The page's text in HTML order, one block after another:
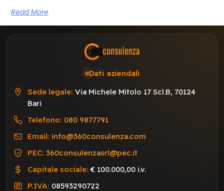
Read More
Dati aziendali
Sede legale: Via Michele Mitolo 17 Scl.B, 70124
Bari
Telefono: 080 9877791
Email: info@360consulenza.com
PEC: 360consulenzasrl@pec.it
Capitale sociale: € 100.000,00 i.v.
P.IVA: 08593290722